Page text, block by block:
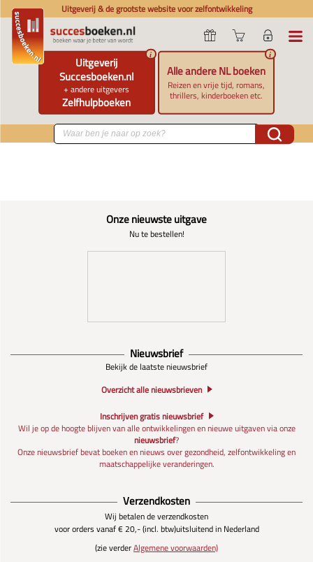
Uitgeverij & de grootste website voor zelfontwikkeling
Uitgeverij
Succesboeken.nl
+ andere uitgevers
Zelfhulpboeken
i
Alle andere NL boeken
Reizen en vrije tijd, romans,
thrillers, kinderboeken etc.
i
Onze nieuwste uitgave
Nu te bestellen!
Nieuwsbrief
Bekijk de laatste nieuwsbrief
Overzicht alle nieuwsbrieven
Inschrijven gratis nieuwsbrief
Wil je op de hoogte blijven van alle ontwikkelingen en nieuwe uitgaven via onze
nieuwsbrief?
Onze nieuwsbrief bevat boeken en nieuws over gezondheid, zelfontwikkeling en
maatschappelijke veranderingen.
Verzendkosten
Wij betalen de verzendkosten
voor orders vanaf € 20,- (incl. btw)uitsluitend in Nederland
(zie verderAlgemene voorwaarden)